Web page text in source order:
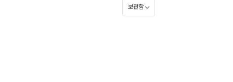
보관함